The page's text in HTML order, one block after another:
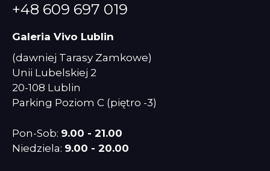
+48 609 697 019
Galeria Vivo Lublin
(dawniej Tarasy Zamkowe)
Unii Lubelskiej 2
20-108 Lublin
Parking Poziom C (piętro -3)
Pon-Sob: 9.00 - 21.00
Niedziela: 9.00 - 20.00